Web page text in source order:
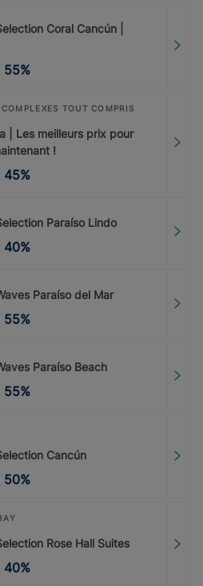
Coral Cancún |
55%
TOUT COMPRIS
| Les meilleurs prix pour
!
45%
Paraíso Lindo
40%
Paraíso del Mar
55%
Paraíso Beach
55%
Cancún
50%
Rose Hall Suites
40%